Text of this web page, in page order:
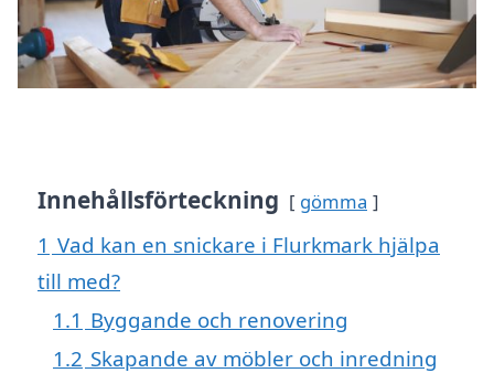
Innehållsförteckning gömma
1 Vad kan en snickare i Flurkmark hjälpa
till med?
1.1 Byggande och renovering
1.2 Skapande av möbler och inredning